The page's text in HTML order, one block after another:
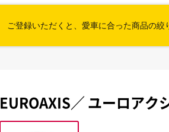
ご登録いただくと、愛車に合った商品の絞
EUROAXIS／ユーロアク